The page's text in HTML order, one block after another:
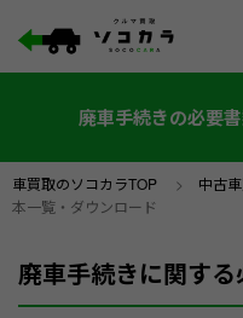
廃車手続きの必要
車買取のソコカラTOP > 中古
本一覧・ダウンロード
廃車手続きに関す